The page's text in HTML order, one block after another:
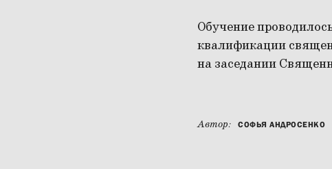
Обучение
квалификации
на заседании
Автор: СОФЬЯ АНДРОСЕНКО